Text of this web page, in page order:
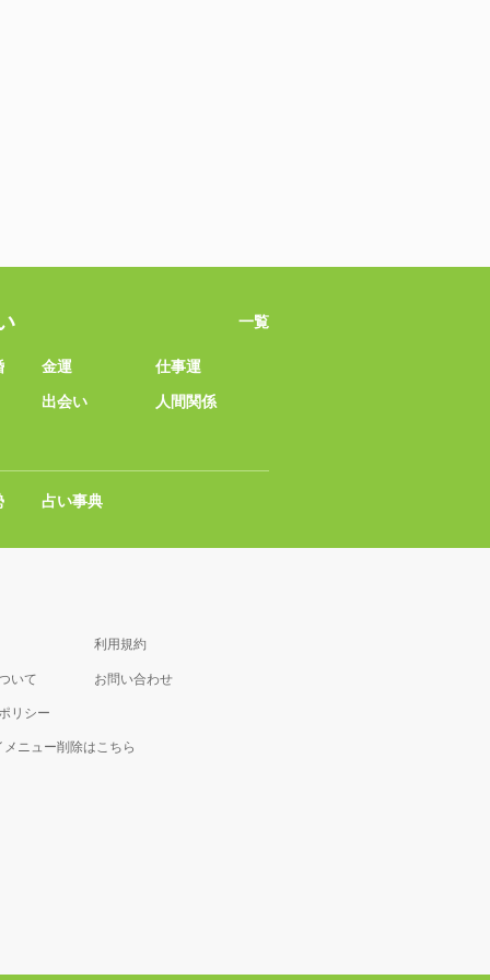
一覧
金運
仕事運
出会い
人間関係
占い事典
利用規約
いて お問い合わせ
リシー
ニュー削除はこちら